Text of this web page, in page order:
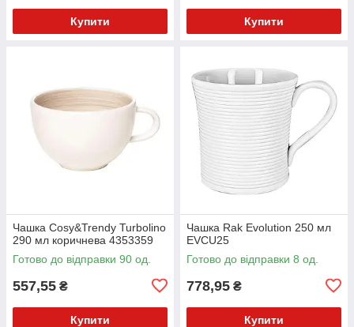
Купити Купити
Чашка Cosy&Trendy Turbolino
290 мл коричнева 4353359
Готово до відправки 90 од.
557,55 ₴
Купити
Чашка Rak Evolution 250 мл
EVCU25
Готово до відправки 8 од.
778,95 ₴
Купити